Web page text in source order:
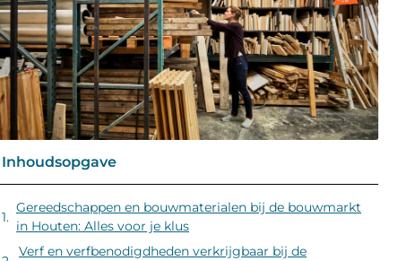
Inhoudsopgave
Gereedschappen en bouwmaterialen bij de bouwmarkt
in Houten: Alles voor je klus
Verf en verfbenodigdheden verkrijgbaar bij de